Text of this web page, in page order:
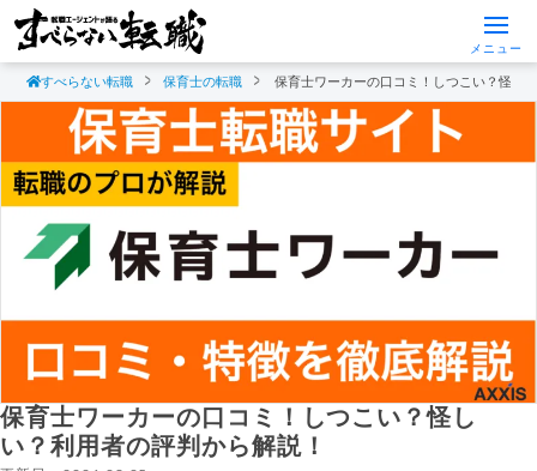
メニュー
すべらない転職 保育士の転職 保育士ワーカーの口コミ！しつこい？怪し
保育士ワーカーの口コミ！しつこい？怪し
い？利用者の評判から解説！